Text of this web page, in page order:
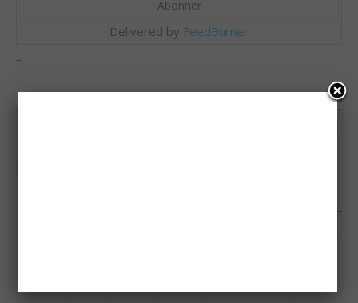
Delivered by FeedBurner